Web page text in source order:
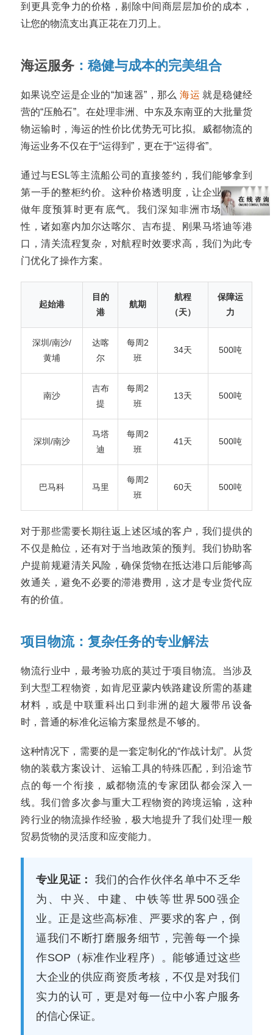
到更具竞争力的价格，剔除中间商层层加价的成本，
让您的物流支出真正花在刀刃上。
海运服务 ：稳健与成本的完美组合
如果说空运是企业的“加速器”，那么海运 就是稳健经
营的“压舱石”。在处理非洲、中东及东南亚的大批量货
物运输时，海运的性价比优势无可比拟。威都物流的
海运业务不仅在于“运得到”，更在于“运得省”。
通过与ESL等主流船公司的直接签约，我们能够拿到
第一手的整柜约价。这种价格透明度，让企业客户在
做年度预算时更有底气。我们深知非洲市场的特殊
性，诸如塞内加尔达喀尔、吉布提、刚果马塔迪等港
口，清关流程复杂，对航程时效要求高，我们为此专
门优化了操作方案。
起始港
目的
港
航期
航程
（天）
保障运
力
深圳/南沙/
黄埔
达喀
尔
每周2
班
34天 500吨
南沙
吉布
提
每周2
班
13天 500吨
深圳/南沙
马塔
迪
每周2
班
41天 500吨
巴马科 马里
每周2
班
60天 500吨
对于那些需要长期往返上述区域的客户，我们提供的
不仅是舱位，还有对于当地政策的预判。我们协助客
户提前规避清关风险，确保货物在抵达港口后能够高
效通关，避免不必要的滞港费用，这才是专业货代应
有的价值。
项目物流：复杂任务的专业解法
物流行业中，最考验功底的莫过于项目物流。当涉及
到大型工程物资，如肯尼亚蒙内铁路建设所需的基建
材料，或是中联重科出口到非洲的超大履带吊设备
时，普通的标准化运输方案显然是不够的。
这种情况下，需要的是一套定制化的“作战计划”。从货
物的装载方案设计、运输工具的特殊匹配，到沿途节
点的每一个衔接，威都物流的专家团队都会深入一
线。我们曾多次参与重大工程物资的跨境运输，这种
跨行业的物流操作经验，极大地提升了我们处理一般
贸易货物的灵活度和应变能力。
专业见证： 我们的合作伙伴名单中不乏华
为、中兴、中建、中铁等世界500强企
业。正是这些高标准、严要求的客户，倒
逼我们不断打磨服务细节，完善每一个操
作SOP（标准作业程序）。能够通过这些
大企业的供应商资质考核，不仅是对我们
实力的认可，更是对每一位中小客户服务
的信心保证。